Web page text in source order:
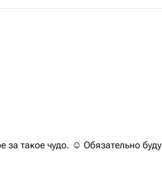
такое чудо. ☺️ Обязательно буду